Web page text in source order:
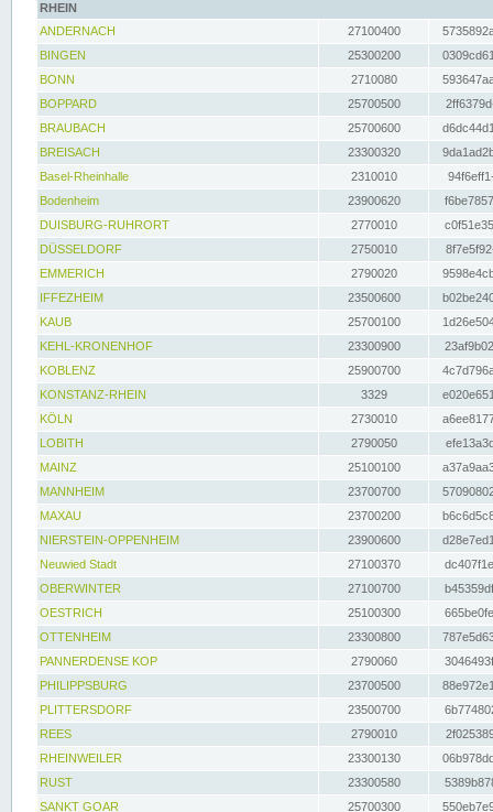
RHEIN
ANDERNACH
27100400
BINGEN
25300200
BONN
2710080
BOPPARD
25700500
BRAUBACH
25700600
BREISACH
23300320
Basel-Rheinhalle
2310010
Bodenheim
23900620
DUISBURG-RUHRORT
2770010
DÜSSELDORF
2750010
EMMERICH
2790020
IFFEZHEIM
23500600
KAUB
25700100
KEHL-KRONENHOF
23300900
KOBLENZ
25900700
KONSTANZ-RHEIN
3329
KÖLN
2730010
LOBITH
2790050
MAINZ
25100100
MANNHEIM
23700700
MAXAU
23700200
NIERSTEIN-OPPENHEIM
23900600
Neuwied Stadt
27100370
OBERWINTER
27100700
OESTRICH
25100300
OTTENHEIM
23300800
PANNERDENSE KOP
2790060
PHILIPPSBURG
23700500
PLITTERSDORF
23500700
REES
2790010
RHEINWEILER
23300130
RUST
23300580
SANKT GOAR
25700300